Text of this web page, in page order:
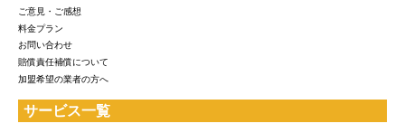
ご意見・ご感想
料金プラン
お問い合わせ
賠償責任補償について
加盟希望の業者の方へ
サービス一覧